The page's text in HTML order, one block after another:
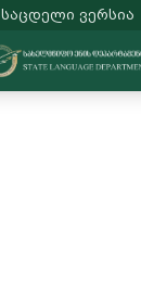
ᲡᲐᲪᲓᲔᲚᲘ ᲕᲔᲠᲡᲘᲐ